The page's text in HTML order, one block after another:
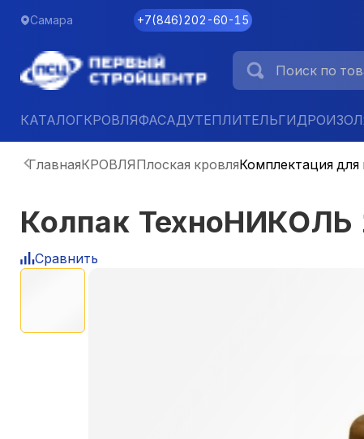
Самара +7(846)202-60-15
КАТАЛОГКРОВЛЯФАСАДУТЕПЛИТЕЛЬ
ГлавнаяКРОВЛЯПлоская кровляКомплектация
Колпак
Сравнить